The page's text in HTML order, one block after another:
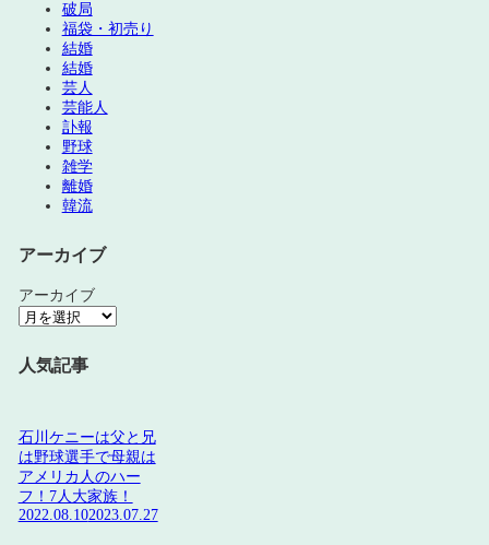
破局
福袋・初売り
結婚
結婚
芸人
芸能人
訃報
野球
雑学
離婚
韓流
アーカイブ
アーカイブ
人気記事
石川ケニーは父と兄
は野球選手で母親は
アメリカ人のハー
フ！7人大家族！
2022.08.102023.07.27